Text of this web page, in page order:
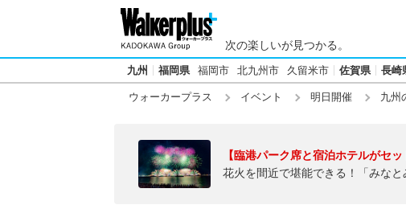
次の楽しいが見つかる。
九州 福岡県 福岡市 北九州市 久留米市 佐賀県 長崎
ウォーカープラス イベント 明日開催 九州
【臨港パーク席と宿泊ホテルがセッ
花火を間近で堪能できる！「みな